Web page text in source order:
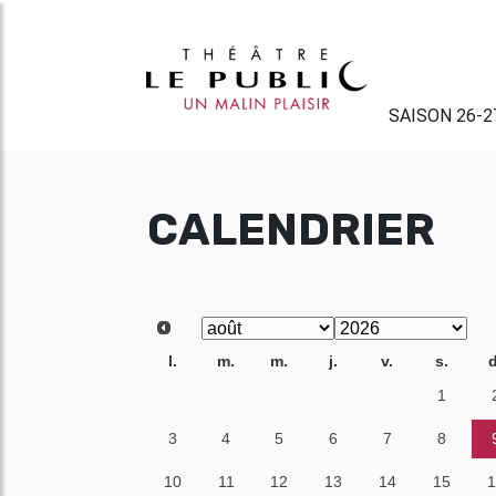
SAISON 26-
CALENDRIER
l. m. m. j. v. s.
1
3 4 5 6 7 8
10 11 12 13 14 15